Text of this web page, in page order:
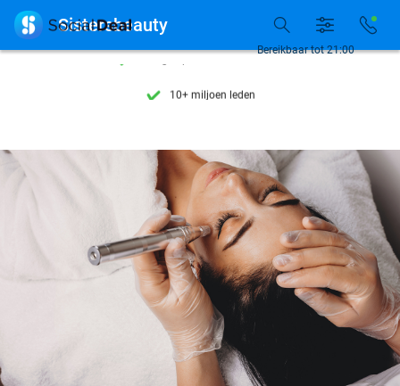
7 dagen per week beschikbaar
7 dagen per week beschikbaar
10+ miljoen leden
Bereikbaar tot 21:00
 Sistersbeauty